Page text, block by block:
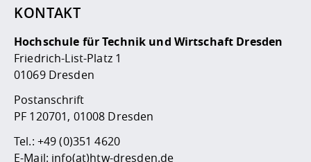
KONTAKT
Hochschule für Technik und Wirtschaft Dresden
Friedrich-List-Platz 1
01069 Dresden
Postanschrift
PF 120701, 01008 Dresden
Tel.: +49 (0)351 4620
E-Mail: info(at)htw-dresden.de